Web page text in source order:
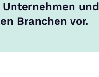
und
Branchen vor.